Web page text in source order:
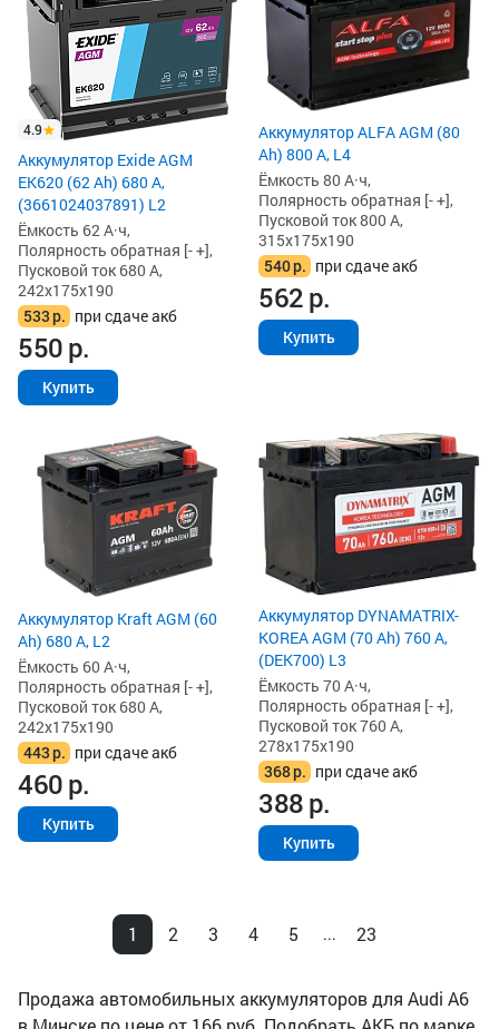
4.9
Аккумулятор Exide AGM
EK620 (62 Ah) 680 А,
(3661024037891) L2
Ёмкость 62 А·ч,
Полярность обратная [- +],
Пусковой ток 680 А,
242x175x190
533р. при сдаче акб
550р.
Купить
Аккумулятор ALFA AGM (80
Ah) 800 А, L4
Ёмкость 80 А·ч,
Полярность обратная [- +],
Пусковой ток 800 А,
315x175x190
540р. при сдаче акб
562р.
Купить
Аккумулятор Kraft AGM (60
Ah) 680 А, L2
Ёмкость 60 А·ч,
Полярность обратная [- +],
Пусковой ток 680 А,
242x175x190
443р. при сдаче акб
460р.
Купить
Аккумулятор DYNAMATRIX-
KOREA AGM (70 Ah) 760 А,
(DEK700) L3
Ёмкость 70 А·ч,
Полярность обратная [- +],
Пусковой ток 760 А,
278x175x190
368р. при сдаче акб
388р.
Купить
1 2 3 4 5 ... 23
Продажа автомобильных аккумуляторов для Audi A6